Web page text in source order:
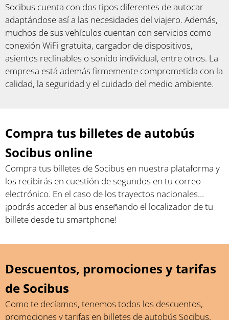
Socibus cuenta con dos tipos diferentes de autocar
adaptándose así a las necesidades del viajero. Además,
muchos de sus vehículos cuentan con servicios como
conexión WiFi gratuita, cargador de dispositivos,
asientos reclinables o sonido individual, entre otros. La
empresa está además firmemente comprometida con la
calidad, la seguridad y el cuidado del medio ambiente.
Compra tus billetes de autobús
Socibus online
Compra tus billetes de Socibus en nuestra plataforma y
los recibirás en cuestión de segundos en tu correo
electrónico. En el caso de los trayectos nacionales…
¡podrás acceder al bus enseñando el localizador de tu
billete desde tu smartphone!
Descuentos, promociones y tarifas
de Socibus
Como te decíamos, tenemos todos los descuentos,
promociones y tarifas en billetes de autobús Socibus.